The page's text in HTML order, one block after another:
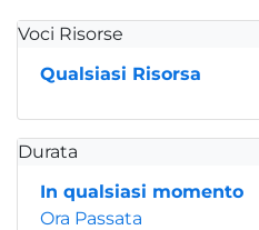
Voci Risorse
Qualsiasi Risorsa
Durata
In qualsiasi momento
Ora Passata